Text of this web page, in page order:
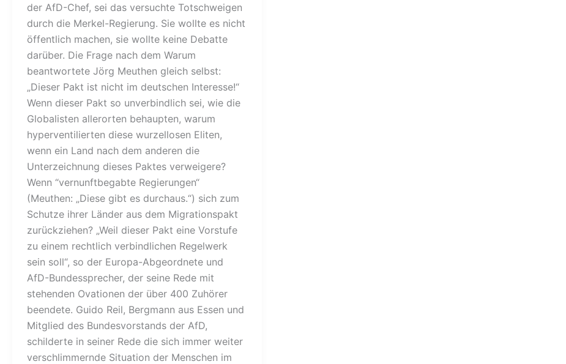
der AfD-Chef, sei das versuchte Totschweigen
durch die Merkel-Regierung. Sie wollte es nicht
öffentlich machen, sie wollte keine Debatte
darüber. Die Frage nach dem Warum
beantwortete Jörg Meuthen gleich selbst:
„Dieser Pakt ist nicht im deutschen Interesse!“
Wenn dieser Pakt so unverbindlich sei, wie die
Globalisten allerorten behaupten, warum
hyperventilierten diese wurzellosen Eliten,
wenn ein Land nach dem anderen die
Unterzeichnung dieses Paktes verweigere?
Wenn “vernunftbegabte Regierungen“
(Meuthen: „Diese gibt es durchaus.“) sich zum
Schutze ihrer Länder aus dem Migrationspakt
zurückziehen? „Weil dieser Pakt eine Vorstufe
zu einem rechtlich verbindlichen Regelwerk
sein soll“, so der Europa-Abgeordnete und
AfD-Bundessprecher, der seine Rede mit
stehenden Ovationen der über 400 Zuhörer
beendete. Guido Reil, Bergmann aus Essen und
Mitglied des Bundesvorstands der AfD,
schilderte in seiner Rede die sich immer weiter
verschlimmernde Situation der Menschen im